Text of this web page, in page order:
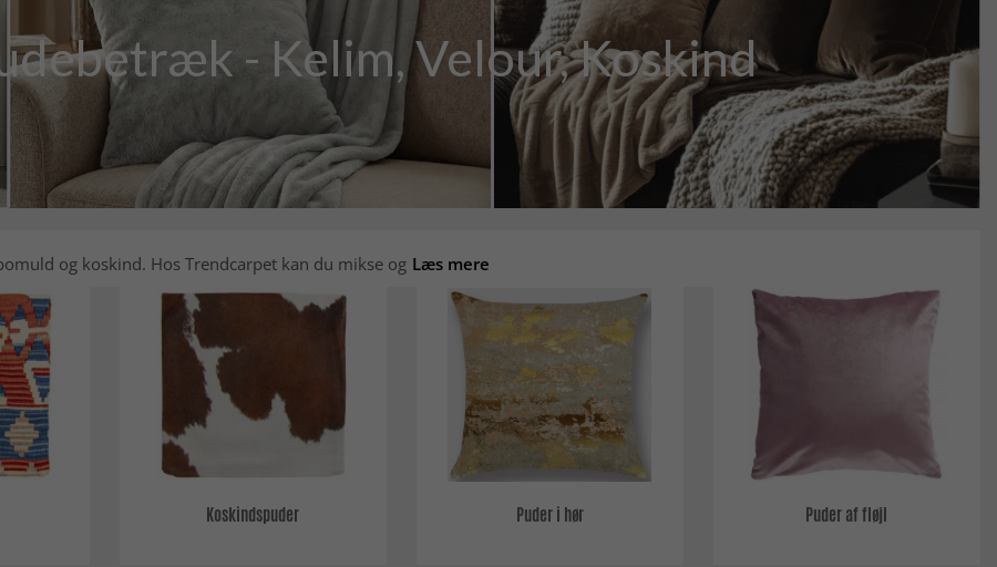
- Kelim, Velour, Koskind
og koskind. Hos Trendcarpet kan du mikse og Læs mere
Koskindspuder Puder i hør Puder af fløjl